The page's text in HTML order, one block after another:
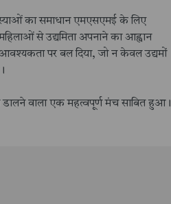
का समाधान एमएसएमई के लिए
से उद्यमिता अपनाने का आह्वान
आवश्यकता पर बल दिया, जो न केवल उद्यमों
वाला एक महत्वपूर्ण मंच साबित हुआ।